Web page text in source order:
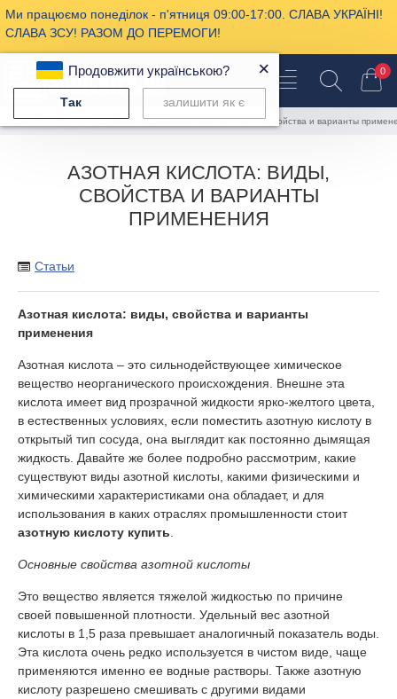
Ми працюємо понеділок - п'ятниця 09:00-17:00. СЛАВА УКРАЇНІ!
СЛАВА ЗСУ! РАЗОМ ДО ПЕРЕМОГИ!
0
Записи сайта Статьи Азотная кислота: виды, свойства и варианты
АЗОТНАЯ КИСЛОТА: ВИДЫ,
СВОЙСТВА И ВАРИАНТЫ
ПРИМЕНЕНИЯ
Статьи
Азотная кислота: виды, свойства и варианты
применения
Азотная кислота – это сильнодействующее химическое
вещество неорганического происхождения. Внешне эта
кислота имеет вид прозрачной жидкости ярко-желтого цвета,
в естественных условиях, если поместить азотную кислоту в
открытый тип сосуда, она выглядит как постоянно дымящая
жидкость. Давайте же более подробно рассмотрим, какие
существуют виды азотной кислоты, какими физическими и
химическими характеристиками она обладает, и для
использования в каких отраслях промышленности стоит
азотную кислоту купить
Основные свойства азотной кислоты
Это вещество является тяжелой жидкостью по причине
своей повышенной плотности. Удельный вес азотной
кислоты в 1,5 раза превышает аналогичный показатель воды.
Эта кислота очень редко используется в чистом виде, чаще
применяются именно ее водные растворы. Также азотную
кислоту разрешено смешивать с другими видами
Продовжити українською? ×
Так залишити як є